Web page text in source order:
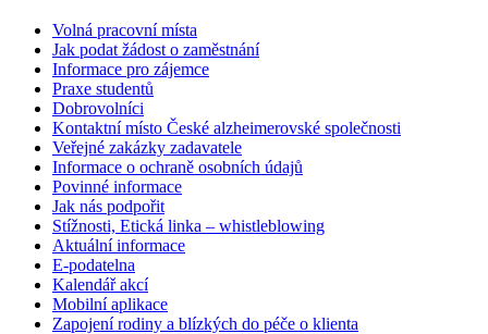
Volná pracovní místa
Jak podat žádost o zaměstnání
Informace pro zájemce
Praxe studentů
Dobrovolníci
Kontaktní místo České alzheimerovské společnosti
Veřejné zakázky zadavatele
Informace o ochraně osobních údajů
Povinné informace
Jak nás podpořit
Stížnosti, Etická linka – whistleblowing
Aktuální informace
E-podatelna
Kalendář akcí
Mobilní aplikace
Zapojení rodiny a blízkých do péče o klienta